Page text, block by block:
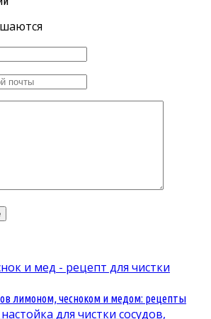
лимоном, чесноком и медом: рецепты